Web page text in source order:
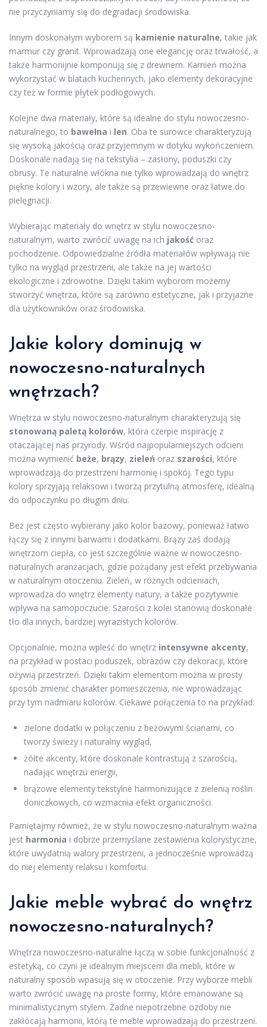
nie przyczyniamy się do degradacji środowiska.
Innym doskonałym wyborem są kamienie naturalne, takie jak
marmur czy granit. Wprowadzają one elegancję oraz trwałość, a
także harmonijnie komponują się z drewnem. Kamień można
wykorzystać w blatach kuchennych, jako elementy dekoracyjne
czy też w formie płytek podłogowych.
Kolejne dwa materiały, które są idealne do stylu nowoczesno-
naturalnego, to bawełna i len. Oba te surowce charakteryzują
się wysoką jakością oraz przyjemnym w dotyku wykończeniem.
Doskonale nadają się na tekstylia – zasłony, poduszki czy
obrusy. Te naturalne włókna nie tylko wprowadzają do wnętrz
piękne kolory i wzory, ale także są przewiewne oraz łatwe do
pielęgnacji.
Wybierając materiały do wnętrz w stylu nowoczesno-
naturalnym, warto zwrócić uwagę na ich jakość oraz
pochodzenie. Odpowiedzialne źródła materiałów wpływają nie
tylko na wygląd przestrzeni, ale także na jej wartości
ekologiczne i zdrowotne. Dzięki takim wyborom możemy
stworzyć wnętrza, które są zarówno estetyczne, jak i przyjazne
dla użytkowników oraz środowiska.
Jakie kolory dominują w
nowoczesno-naturalnych
wnętrzach?
Wnętrza w stylu nowoczesno-naturalnym charakteryzują się
stonowaną paletą kolorów, która czerpie inspirację z
otaczającej nas przyrody. Wśród najpopularniejszych odcieni
można wymienić beże, brązy, zieleń oraz szarości, które
wprowadzają do przestrzeni harmonię i spokój. Tego typu
kolory sprzyjają relaksowi i tworzą przytulną atmosferę, idealną
do odpoczynku po długim dniu.
Beż jest często wybierany jako kolor bazowy, ponieważ łatwo
łączy się z innymi barwami i dodatkami. Brązy zaś dodają
wnętrzom ciepła, co jest szczególnie ważne w nowoczesno-
naturalnych aranżacjach, gdzie pożądany jest efekt przebywania
w naturalnym otoczeniu. Zieleń, w różnych odcieniach,
wprowadza do wnętrz elementy natury, a także pozytywnie
wpływa na samopoczucie. Szarości z kolei stanowią doskonałe
tło dla innych, bardziej wyrazistych kolorów.
Opcjonalnie, można wpleść do wnętrz intensywne akcenty,
na przykład w postaci poduszek, obrazów czy dekoracji, które
ożywią przestrzeń. Dzięki takim elementom można w prosty
sposób zmienić charakter pomieszczenia, nie wprowadzając
przy tym nadmiaru kolorów. Ciekawe połączenia to na przykład:
zielone dodatki w połączeniu z beżowymi ścianami, co
tworzy świeży i naturalny wygląd,
żółte akcenty, które doskonale kontrastują z szarością,
nadając wnętrzu energii,
brązowe elementy tekstylne harmonizujące z zielenią roślin
doniczkowych, co wzmacnia efekt organiczności.
Pamiętajmy również, że w stylu nowoczesno-naturalnym ważna
jest harmonia i dobrze przemyślane zestawienia kolorystyczne,
które uwydatnią walory przestrzeni, a jednocześnie wprowadzą
do niej elementy relaksu i komfortu.
Jakie meble wybrać do wnętrz
nowoczesno-naturalnych?
Wnętrza nowoczesno-naturalne łączą w sobie funkcjonalność z
estetyką, co czyni je idealnym miejscem dla mebli, które w
naturalny sposób wpasują się w otoczenie. Przy wyborze mebli
warto zwrócić uwagę na proste formy, które emanowane są
minimalistycznym stylem. Żadne niepotrzebne ozdoby nie
zakłócają harmonii, którą te meble wprowadzają do przestrzeni.